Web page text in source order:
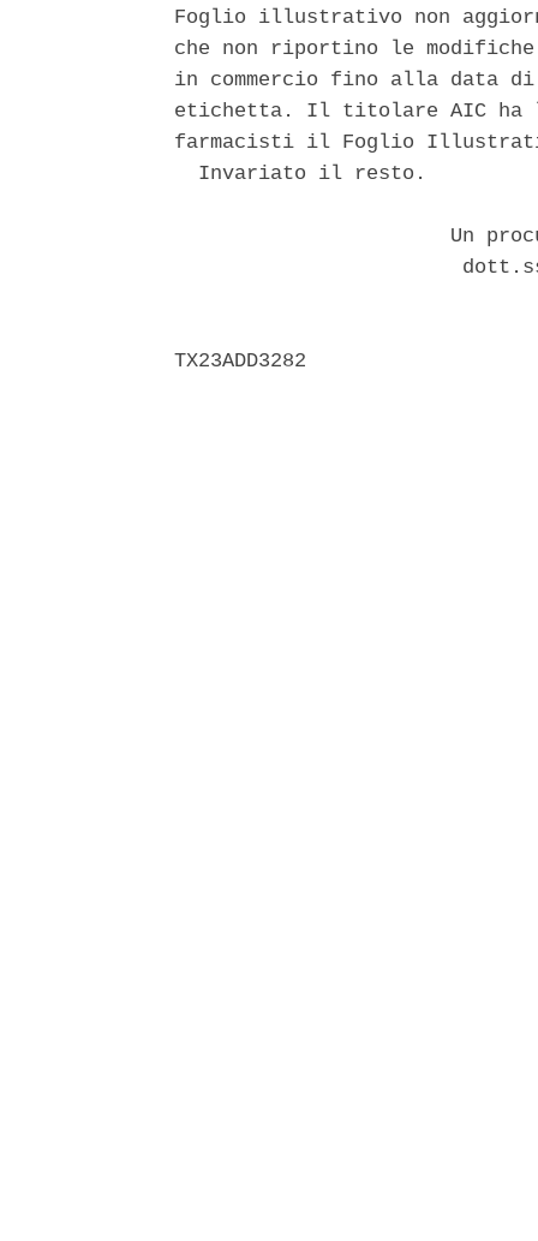
Foglio illustrativo non
che non riportino le
in commercio fino alla data
etichetta. Il titolare AIC ha
farmacisti il Foglio
  Invariato il resto.
Un